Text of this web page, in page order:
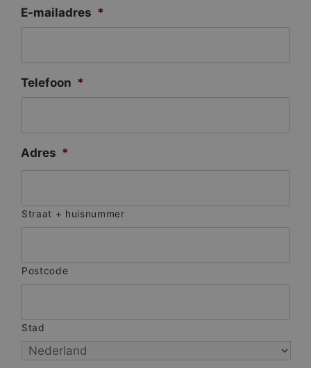
E-mailadres *
Telefoon *
Adres *
Straat + huisnummer
Postcode
Stad